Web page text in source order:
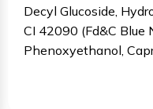
Decyl Glucoside,
CI 42090 (Fd&C Blue
Phenoxyethanol,